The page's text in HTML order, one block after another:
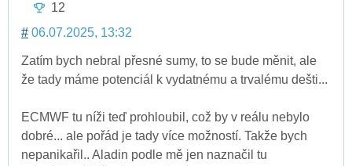
12
# 06.07.2025, 13:32
Zatím bych nebral přesné sumy, to se bude měnit, ale
že tady máme potenciál k vydatnému a trvalému dešti...
ECMWF tu níži teď prohloubil, což by v reálu nebylo
dobré... ale pořád je tady více možností. Takže bych
nepanikařil.. Aladin podle mě jen naznačil tu